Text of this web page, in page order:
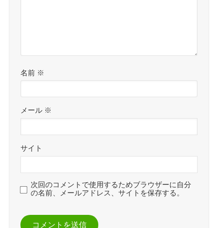
名前 ※
メール ※
サイト
次回のコメントで使用するためブラウザーに自分
の名前、メールアドレス、サイトを保存する。